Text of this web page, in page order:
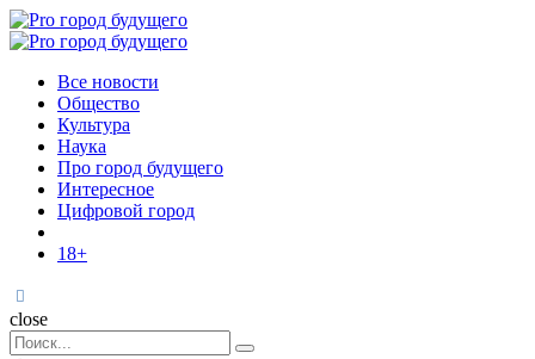
Menu
Поиск
Menu
Pro
Все новости
Общество
Культура
Наука
Про город будущего
Интересное
Цифровой город
18+
Поиск
close
Search